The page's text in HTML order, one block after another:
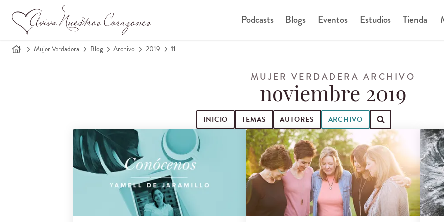
Podcasts Blogs Eventos Estudios Tienda
Mujer Verdadera Blog Archivo 2019 11
MUJER VERDADERA ARCHIVO
noviembre 2019
INICIO TEMAS AUTORES ARCHIVO
Buscar entradas de blog